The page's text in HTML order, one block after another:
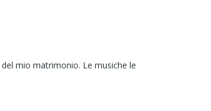
mio matrimonio. Le musiche le